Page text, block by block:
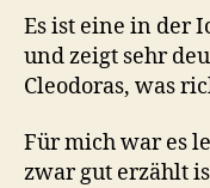
Es ist eine in der
und zeigt sehr
Cleodoras, was
Für mich war es
zwar gut erzählt